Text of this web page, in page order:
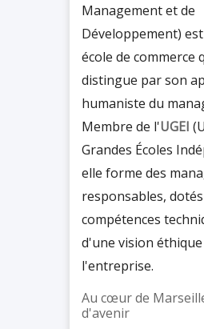
Management et de
Développement)
école de commerce
distingue par son
humaniste du
Membre de l'UGEI
Grandes Écoles
elle forme des
responsables,
compétences
d'une vision éthique
l'entreprise.
Au cœur de
d'avenir